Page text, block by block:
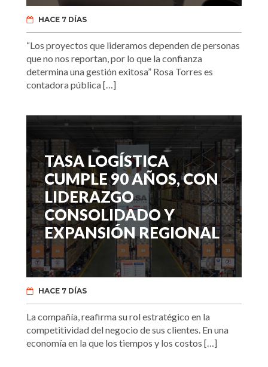
HACE 7 DÍAS
“Los proyectos que lideramos dependen de personas
que no nos reportan, por lo que la confianza
determina una gestión exitosa” Rosa Torres es
contadora pública […]
TASA LOGÍSTICA
CUMPLE 90 AÑOS, CON
LIDERAZGO
CONSOLIDADO Y
EXPANSIÓN REGIONAL
HACE 7 DÍAS
La compañía, reafirma su rol estratégico en la
competitividad del negocio de sus clientes. En una
economía en la que los tiempos y los costos […]